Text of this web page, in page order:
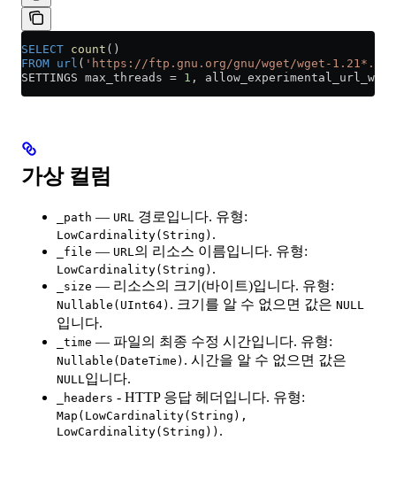
SELECT count ()
FROM url ( 'https://ftp.gnu.org/gnu/wget/wget-
SETTINGS max_threads = 1 ,
가상 컬럼
_path — URL 경로입니다. 유형:
LowCardinality(String) .
_file — URL 의 리소스 이름입니다. 유형:
LowCardinality(String) .
_size — 리소스의 크기(바이트)입니다. 유형:
Nullable(UInt64) . 크기를 알 수 없으면 값은 NULL
입니다.
_time — 파일의 최종 수정 시간입니다. 유형:
Nullable(DateTime) . 시간을 알 수 없으면 값은
NULL 입니다.
_headers - HTTP 응답 헤더입니다. 유형:
Map(LowCardinality(String),
LowCardinality(String)) .